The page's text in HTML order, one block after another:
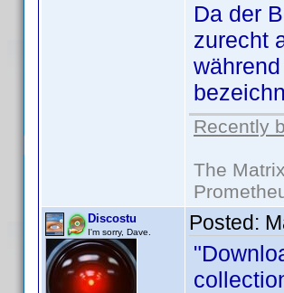
Da der
zurecht
Recently
The
Discostu
I'm sorry, Dave. Posted: